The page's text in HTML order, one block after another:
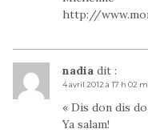
http://
nadia dit :
4 avril 2012 à 17 h 02
« Dis don dis
Ya salam!